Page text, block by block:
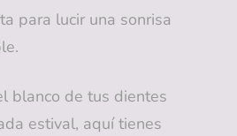
para lucir una sonrisa
blanco de tus dientes
estival, aquí tienes